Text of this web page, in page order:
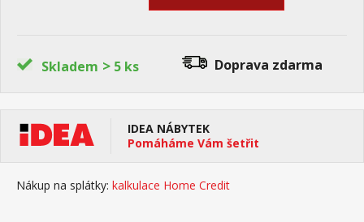
Skladem > 5 ks Doprava zdarma
IDEA NÁBYTEK
Pomáháme Vám šetřit
Nákup na splátky: kalkulace Home Credit